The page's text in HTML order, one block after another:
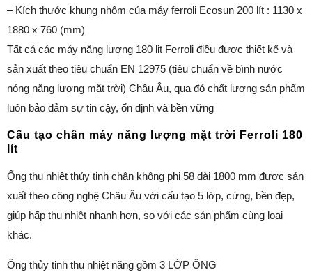
– Kích thước khung nhôm của máy ferroli Ecosun 200 lít : 1130 x
1880 x 760 (mm)
Tất cả các máy năng lượng 180 lit Ferroli điều được thiết kế và
sản xuất theo tiêu chuẩn EN 12975 (tiêu chuẩn về bình nước
nóng năng lượng mặt trời) Châu Âu, qua đó chất lượng sản phẩm
luôn bảo đảm sự tin cậy, ổn định và bền vững
Cấu tạo chân máy năng lượng mặt trời Ferroli 180
lít
Ống thu nhiệt thủy tinh chân không phi 58 dài 1800 mm được sản
xuất theo công nghệ Châu Âu với cấu tạo 5 lớp, cứng, bền đẹp,
giúp hấp thụ nhiệt nhanh hơn, so với các sản phẩm cùng loại
khác.
Ống thủy tinh thu nhiệt năng gồm 3 LỚP ỐNG